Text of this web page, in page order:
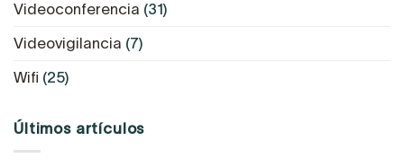
Videoconferencia (31)
Videovigilancia (7)
Wifi (25)
Últimos artículos